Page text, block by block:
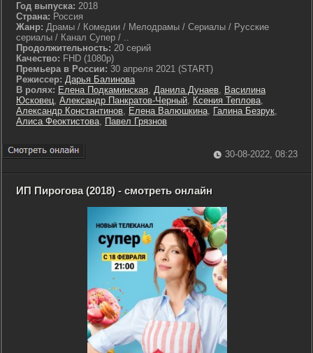
Год выпуска: 2018
Страна: Россия
Жанр: Драмы / Комедии / Мелодрамы / Сериалы / Русские
сериалы / Канал Супер / ..
Продолжительность: 20 серий
Качество: FHD (1080p)
Премьера в России: 30 апреля 2021 (START)
Режиссер: Дарья Балинова
В ролях: Елена Подкаминская, Данила Дунаев, Василина
Юсковец, Александр Панкратов-Черный, Ксения Теплова,
Александр Константинов, Елена Валюшкина, Галина Безрук,
Алиса Феоктистова, Павел Грязнов
30-08-2022, 08:23
ИП Пирогова (2018) - смотреть онлайн